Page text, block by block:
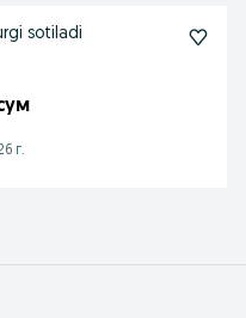
sotiladi
г.